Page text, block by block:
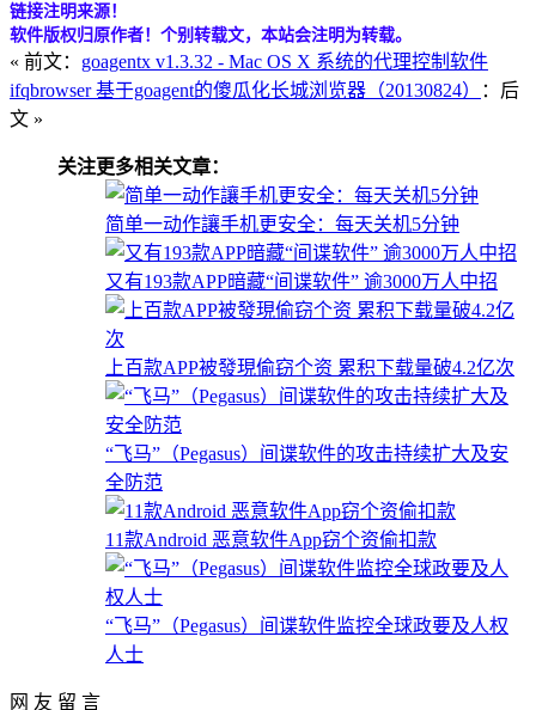
链接注明来源！
软件版权归原作者！个别转载文，本站会注明为转载。
« 前文： goagentx v1.3.32 - Mac OS X 系统的代理控制软件
ifqbrowser 基于goagent的傻瓜化长城浏览器（20130824）
：后
文 »
关注更多相关文章：
简单一动作讓手机更安全：每天关机5分钟
又有193款APP暗藏“间谍软件” 逾3000万人中招
上百款APP被發現偷窃个资 累积下载量破4.2亿次
“飞马”（Pegasus）间谍软件的攻击持续扩大及安
全防范
11款Android 恶意软件App窃个资偷扣款
“飞马”（Pegasus）间谍软件监控全球政要及人权
人士
网 友 留 言